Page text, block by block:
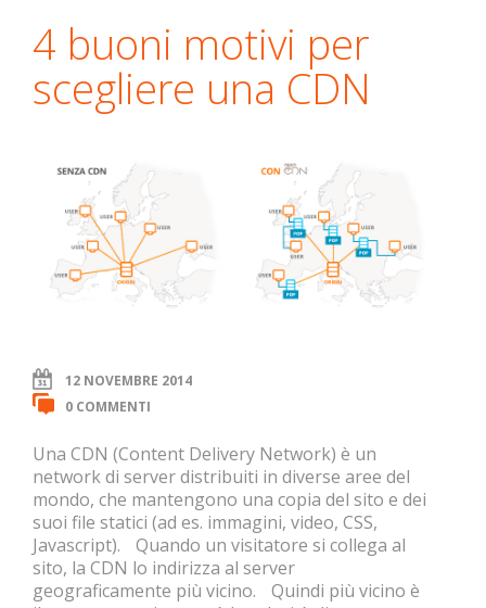
4 buoni motivi per
scegliere una CDN
12 NOVEMBRE 2014
0 COMMENTI
Una CDN (Content Delivery Network) è un
network di server distribuiti in diverse aree del
mondo, che mantengono una copia del sito e dei
suoi file statici (ad es. immagini, video, CSS,
Javascript). Quando un visitatore si collega al
sito, la CDN lo indirizza al server
geograficamente più vicino. Quindi più vicino è